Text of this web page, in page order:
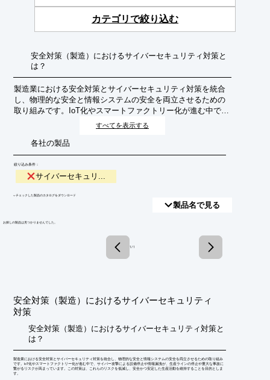
カテゴリで絞り込む
安全対策（製造）におけるサイバーセキュリティ対策と
は？
製造業における安全対策とサイバーセキュリティ対策を統合
し、物理的な安全と情報システムの安全を両立させるための
取り組みです。IoT化やスマートファクトリー化が進む中で、
サイバー攻撃による設備停止や情報漏洩が、生産ラインの停
は、これらのリスクを低減し、安全かつ安定した生産活動を
維持することを目的とします。
すべてを表示する
各社の製品
絞り込み条件：
サイバーセキュリ...
​▼チェックした製品のカタログをダウンロード
製品名で見る
​お探しの製品は見つかりませんでした。
1 / 1
安全対策（製造）におけるサイバーセキュリティ
対策
安全対策（製造）におけるサイバーセキュリティ対策と
は？
製造業における安全対策とサイバーセキュリティ対策を統合し、物理的な安全と情報システムの安全を両立させるための取り組み
です。IoT化やスマートファクトリー化が進む中で、サイバー攻撃による設備停止や情報漏洩が、生産ラインの停止や重大な事故に
繋がるリスクが高まっています。この対策は、これらのリスクを低減し、安全かつ安定した生産活動を維持することを目的としま
す。